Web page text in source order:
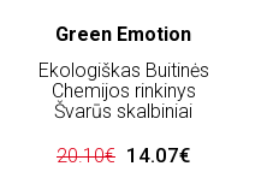
Green Emotion
Ekologiškas Buitinės
Chemijos rinkinys
Švarūs skalbiniai
20.10€ 14.07€